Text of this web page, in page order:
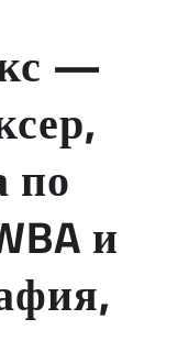
—
по
и